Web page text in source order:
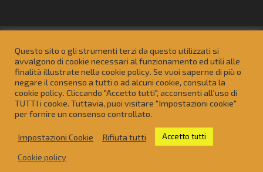
Sviluppo siti web
Consulenza informatica per le PMI
Contatti
Articoli
Privacy policy Cookie policy
Elegant Themes| Sviluppato da
Questo sito o gli strumenti terzi da questo utilizzati si
avvalgono di cookie necessari al funzionamento ed utili alle
finalità illustrate nella cookie policy. Se vuoi saperne di più o
negare il consenso a tutti o ad alcuni cookie, consulta la
cookie policy. Cliccando "Accetto tutti", acconsenti all'uso di
TUTTI i cookie. Tuttavia, puoi visitare "Impostazioni cookie"
per fornire un consenso controllato.
Impostazioni Cookie Rifiuta tutti Accetto tutti
Cookie policy